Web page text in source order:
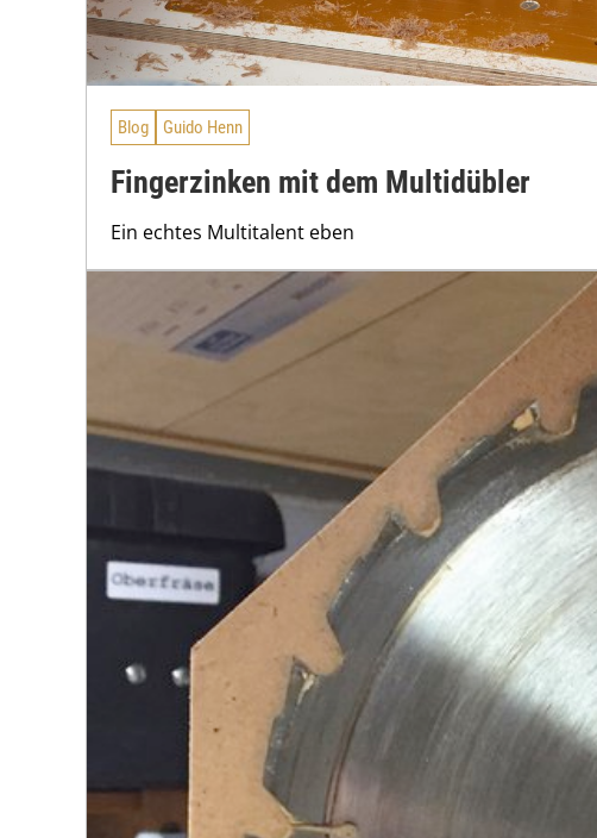
Blog Guido Henn
Fingerzinken mit dem Multidübler
Ein echtes Multitalent eben